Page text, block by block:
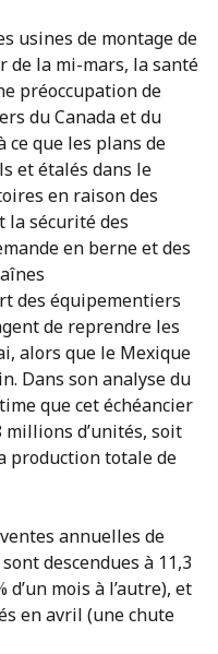
usines de montage de
de la mi-mars, la santé
préoccupation de
du Canada et du
ce que les plans de
et étalés dans le
en raison des
la sécurité des
en berne et des
des équipementiers
de reprendre les
alors que le Mexique
Dans son analyse du
que cet échéancier
d’unités, soit
production totale de
annuelles de
descendues à 11,3
mois à l’autre), et
en avril (une chute